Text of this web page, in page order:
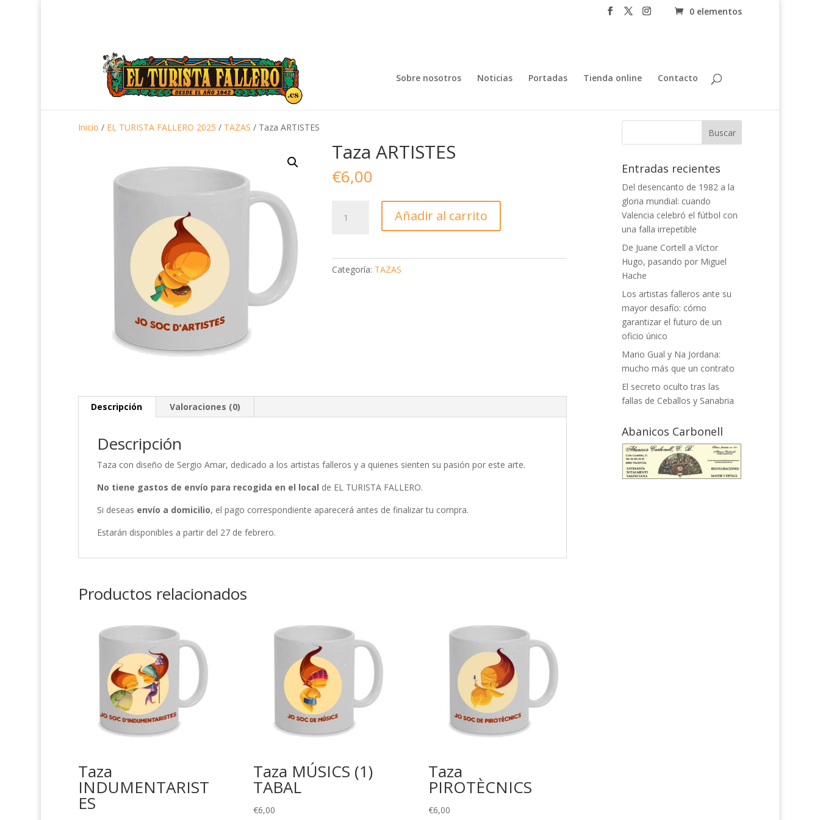
0 elementos
Sobre nosotros Noticias Portadas Tienda online Contacto
Inicio / EL TURISTA FALLERO 2025 / TAZAS / Taza ARTISTES
Taza ARTISTES
€6,00
ARTISTES
Añadir al carrito
Categoría: TAZAS
Descripción Valoraciones (0)
Descripción
Taza con diseño de Sergio Amar, dedicado a los artistas falleros y a quienes sienten su pasión por este arte.
No tiene gastos de envío para recogida en el local de EL TURISTA FALLERO.
Si deseas envío a domicilio, el pago correspondiente aparecerá antes de finalizar tu compra.
Estarán disponibles a partir del 27 de febrero.
Productos relacionados
Taza
INDUMENTARIST
ES
Taza MÚSICS (1)
TABAL
€6,00
Taza
PIROTÈCNICS
€6,00
Entradas recientes
Del desencanto de 1982 a la
gloria mundial: cuando
Valencia celebró el fútbol con
una falla irrepetible
De Juane Cortell a Víctor
Hugo, pasando por Miguel
Hache
Los artistas falleros ante su
mayor desafío: cómo
garantizar el futuro de un
oficio único
Mario Gual y Na Jordana:
mucho más que un contrato
El secreto oculto tras las
fallas de Ceballos y Sanabria
Abanicos Carbonell